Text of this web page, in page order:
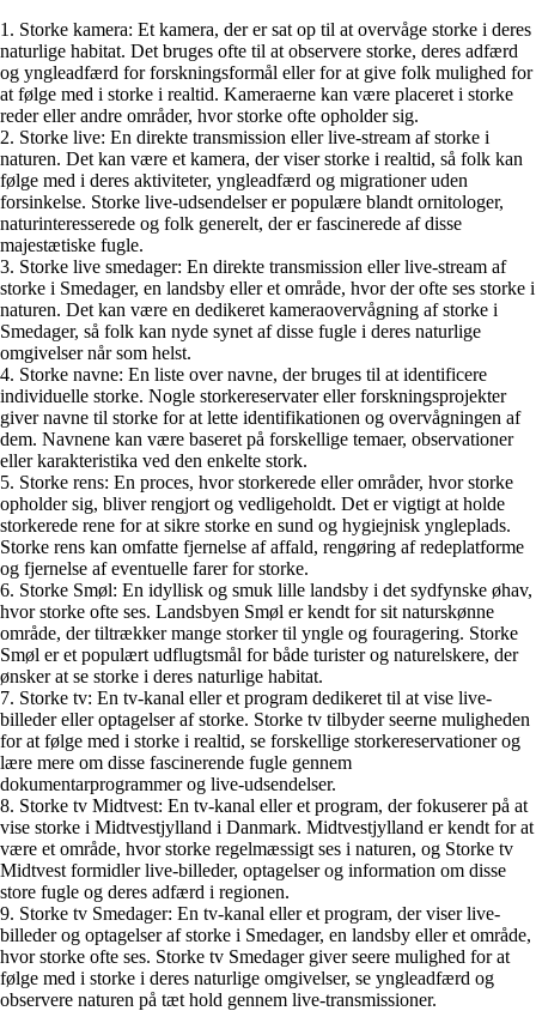
1. Storke kamera: Et kamera, der er sat op til at overvåge storke i deres
naturlige habitat. Det bruges ofte til at observere storke, deres adfærd
og yngleadfærd for forskningsformål eller for at give folk mulighed for
at følge med i storke i realtid. Kameraerne kan være placeret i storke
reder eller andre områder, hvor storke ofte opholder sig.
2. Storke live: En direkte transmission eller live-stream af storke i
naturen. Det kan være et kamera, der viser storke i realtid, så folk kan
følge med i deres aktiviteter, yngleadfærd og migrationer uden
forsinkelse. Storke live-udsendelser er populære blandt ornitologer,
naturinteresserede og folk generelt, der er fascinerede af disse
majestætiske fugle.
3. Storke live smedager: En direkte transmission eller live-stream af
storke i Smedager, en landsby eller et område, hvor der ofte ses storke i
naturen. Det kan være en dedikeret kameraovervågning af storke i
Smedager, så folk kan nyde synet af disse fugle i deres naturlige
omgivelser når som helst.
4. Storke navne: En liste over navne, der bruges til at identificere
individuelle storke. Nogle storkereservater eller forskningsprojekter
giver navne til storke for at lette identifikationen og overvågningen af
dem. Navnene kan være baseret på forskellige temaer, observationer
eller karakteristika ved den enkelte stork.
5. Storke rens: En proces, hvor storkerede eller områder, hvor storke
opholder sig, bliver rengjort og vedligeholdt. Det er vigtigt at holde
storkerede rene for at sikre storke en sund og hygiejnisk yngleplads.
Storke rens kan omfatte fjernelse af affald, rengøring af redeplatforme
og fjernelse af eventuelle farer for storke.
6. Storke Smøl: En idyllisk og smuk lille landsby i det sydfynske øhav,
hvor storke ofte ses. Landsbyen Smøl er kendt for sit naturskønne
område, der tiltrækker mange storker til yngle og fouragering. Storke
Smøl er et populært udflugtsmål for både turister og naturelskere, der
ønsker at se storke i deres naturlige habitat.
7. Storke tv: En tv-kanal eller et program dedikeret til at vise live-
billeder eller optagelser af storke. Storke tv tilbyder seerne muligheden
for at følge med i storke i realtid, se forskellige storkereservationer og
lære mere om disse fascinerende fugle gennem
dokumentarprogrammer og live-udsendelser.
8. Storke tv Midtvest: En tv-kanal eller et program, der fokuserer på at
vise storke i Midtvestjylland i Danmark. Midtvestjylland er kendt for at
være et område, hvor storke regelmæssigt ses i naturen, og Storke tv
Midtvest formidler live-billeder, optagelser og information om disse
store fugle og deres adfærd i regionen.
9. Storke tv Smedager: En tv-kanal eller et program, der viser live-
billeder og optagelser af storke i Smedager, en landsby eller et område,
hvor storke ofte ses. Storke tv Smedager giver seere mulighed for at
følge med i storke i deres naturlige omgivelser, se yngleadfærd og
observere naturen på tæt hold gennem live-transmissioner.